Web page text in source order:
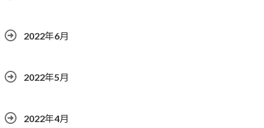
2022年6月
2022年5月
2022年4月